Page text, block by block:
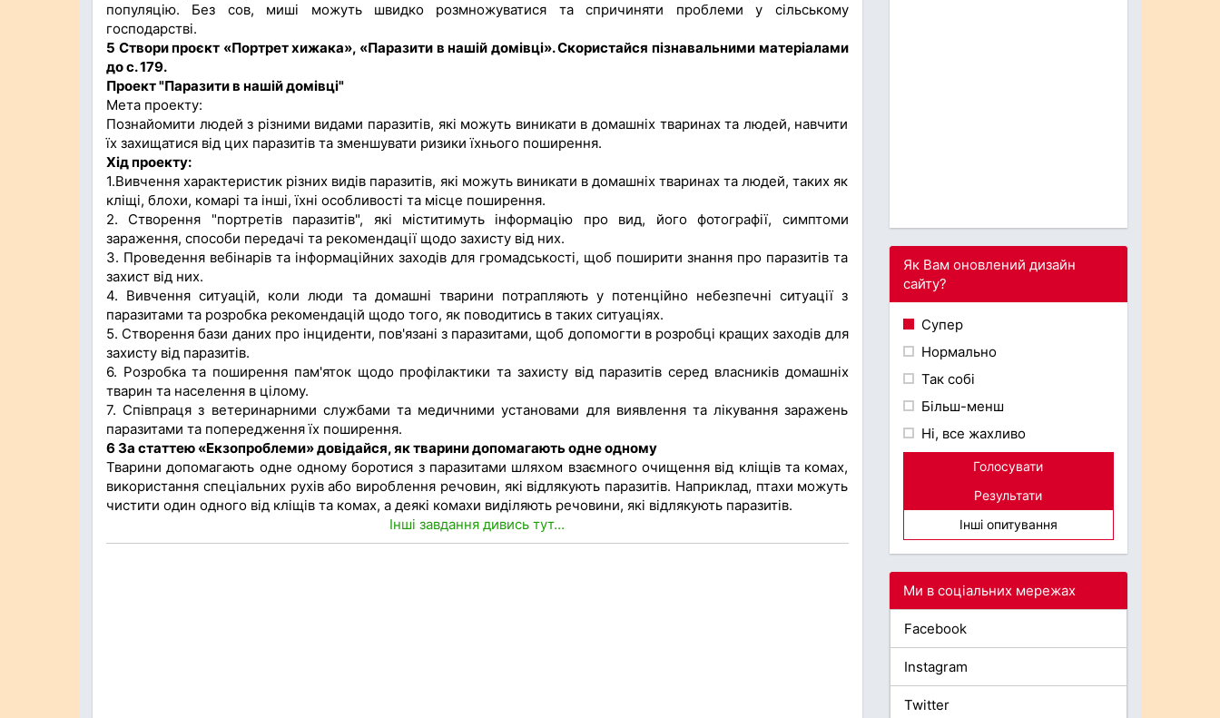
популяцію. Без сов, миші можуть швидко розмножуватися та спричиняти проблеми у сільському
господарстві.
5 Створи проєкт «Портрет хижака», «Паразити в нашій домівці». Скористайся пізнавальними матеріалами
до с. 179.
Проект "Паразити в нашій домівці"
Мета проекту:
Познайомити людей з різними видами паразитів, які можуть виникати в домашніх тваринах та людей, навчити
їх захищатися від цих паразитів та зменшувати ризики їхнього поширення.
Хід проекту:
1.Вивчення характеристик різних видів паразитів, які можуть виникати в домашніх тваринах та людей, таких як
кліщі, блохи, комарі та інші, їхні особливості та місце поширення.
2. Створення "портретів паразитів", які міститимуть інформацію про вид, його фотографії, симптоми
зараження, способи передачі та рекомендації щодо захисту від них.
3. Проведення вебінарів та інформаційних заходів для громадськості, щоб поширити знання про паразитів та
захист від них.
4. Вивчення ситуацій, коли люди та домашні тварини потрапляють у потенційно небезпечні ситуації з
паразитами та розробка рекомендацій щодо того, як поводитись в таких ситуаціях.
5. Створення бази даних про інциденти, пов'язані з паразитами, щоб допомогти в розробці кращих заходів для
захисту від паразитів.
6. Розробка та поширення пам'яток щодо профілактики та захисту від паразитів серед власників домашніх
тварин та населення в цілому.
7. Співпраця з ветеринарними службами та медичними установами для виявлення та лікування заражень
паразитами та попередження їх поширення.
6 За статтею «Екзопроблеми» довідайся, як тварини допомагають одне одному
Тварини допомагають одне одному боротися з паразитами шляхом взаємного очищення від кліщів та комах,
використання спеціальних рухів або вироблення речовин, які відлякують паразитів. Наприклад, птахи можуть
чистити один одного від кліщів та комах, а деякі комахи виділяють речовини, які відлякують паразитів.
Інші завдання дивись тут...
Як Вам оновлений дизайн
сайту?
Супер
Нормально
Так собі
Більш-менш
Ні, все жахливо
Голосувати
Результати
Інші опитування
Ми в соціальних мережах
Facebook
Instagram
Twitter